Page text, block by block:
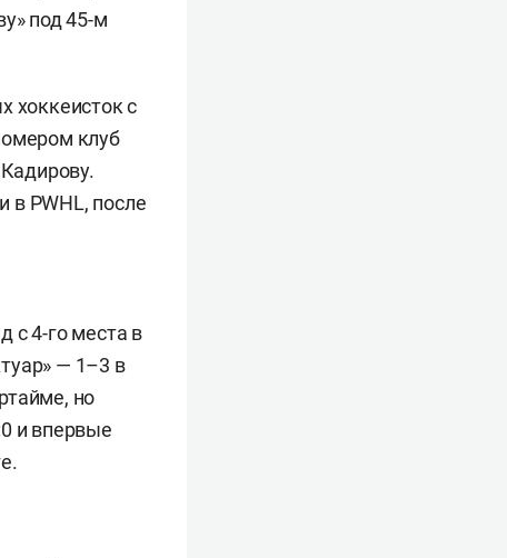
под 45-м
хоккеисток с
клуб
в PWHL, после
с 4-го места в
— 1–3 в
но
и впервые